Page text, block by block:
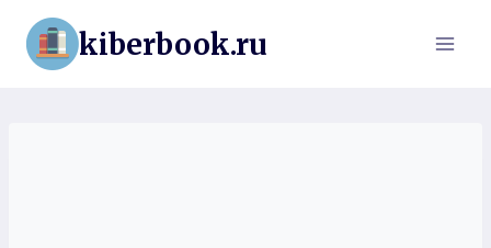
Перейти
содержимому
kiberbook.ru